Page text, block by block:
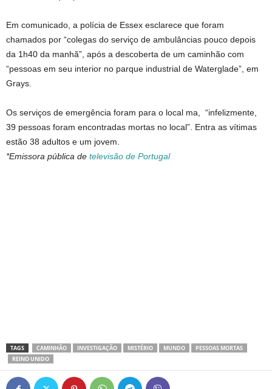
Em comunicado, a polícia de Essex esclarece que foram
chamados por “colegas do serviço de ambulâncias pouco depois
da 1h40 da manhã”, após a descoberta de um caminhão com
“pessoas em seu interior no parque industrial de Waterglade”, em
Grays.
Os serviços de emergência foram para o local ma, “infelizmente,
39 pessoas foram encontradas mortas no local”. Entra as vítimas
estão 38 adultos e um jovem.
*Emissora pública de televisão de Portugal
TAGS CAMINHÃO INVESTIGAÇÃO MISTÉRIO MUNDO
PESSOAS MORTAS
REINO UNIDO